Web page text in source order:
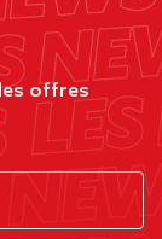
offres